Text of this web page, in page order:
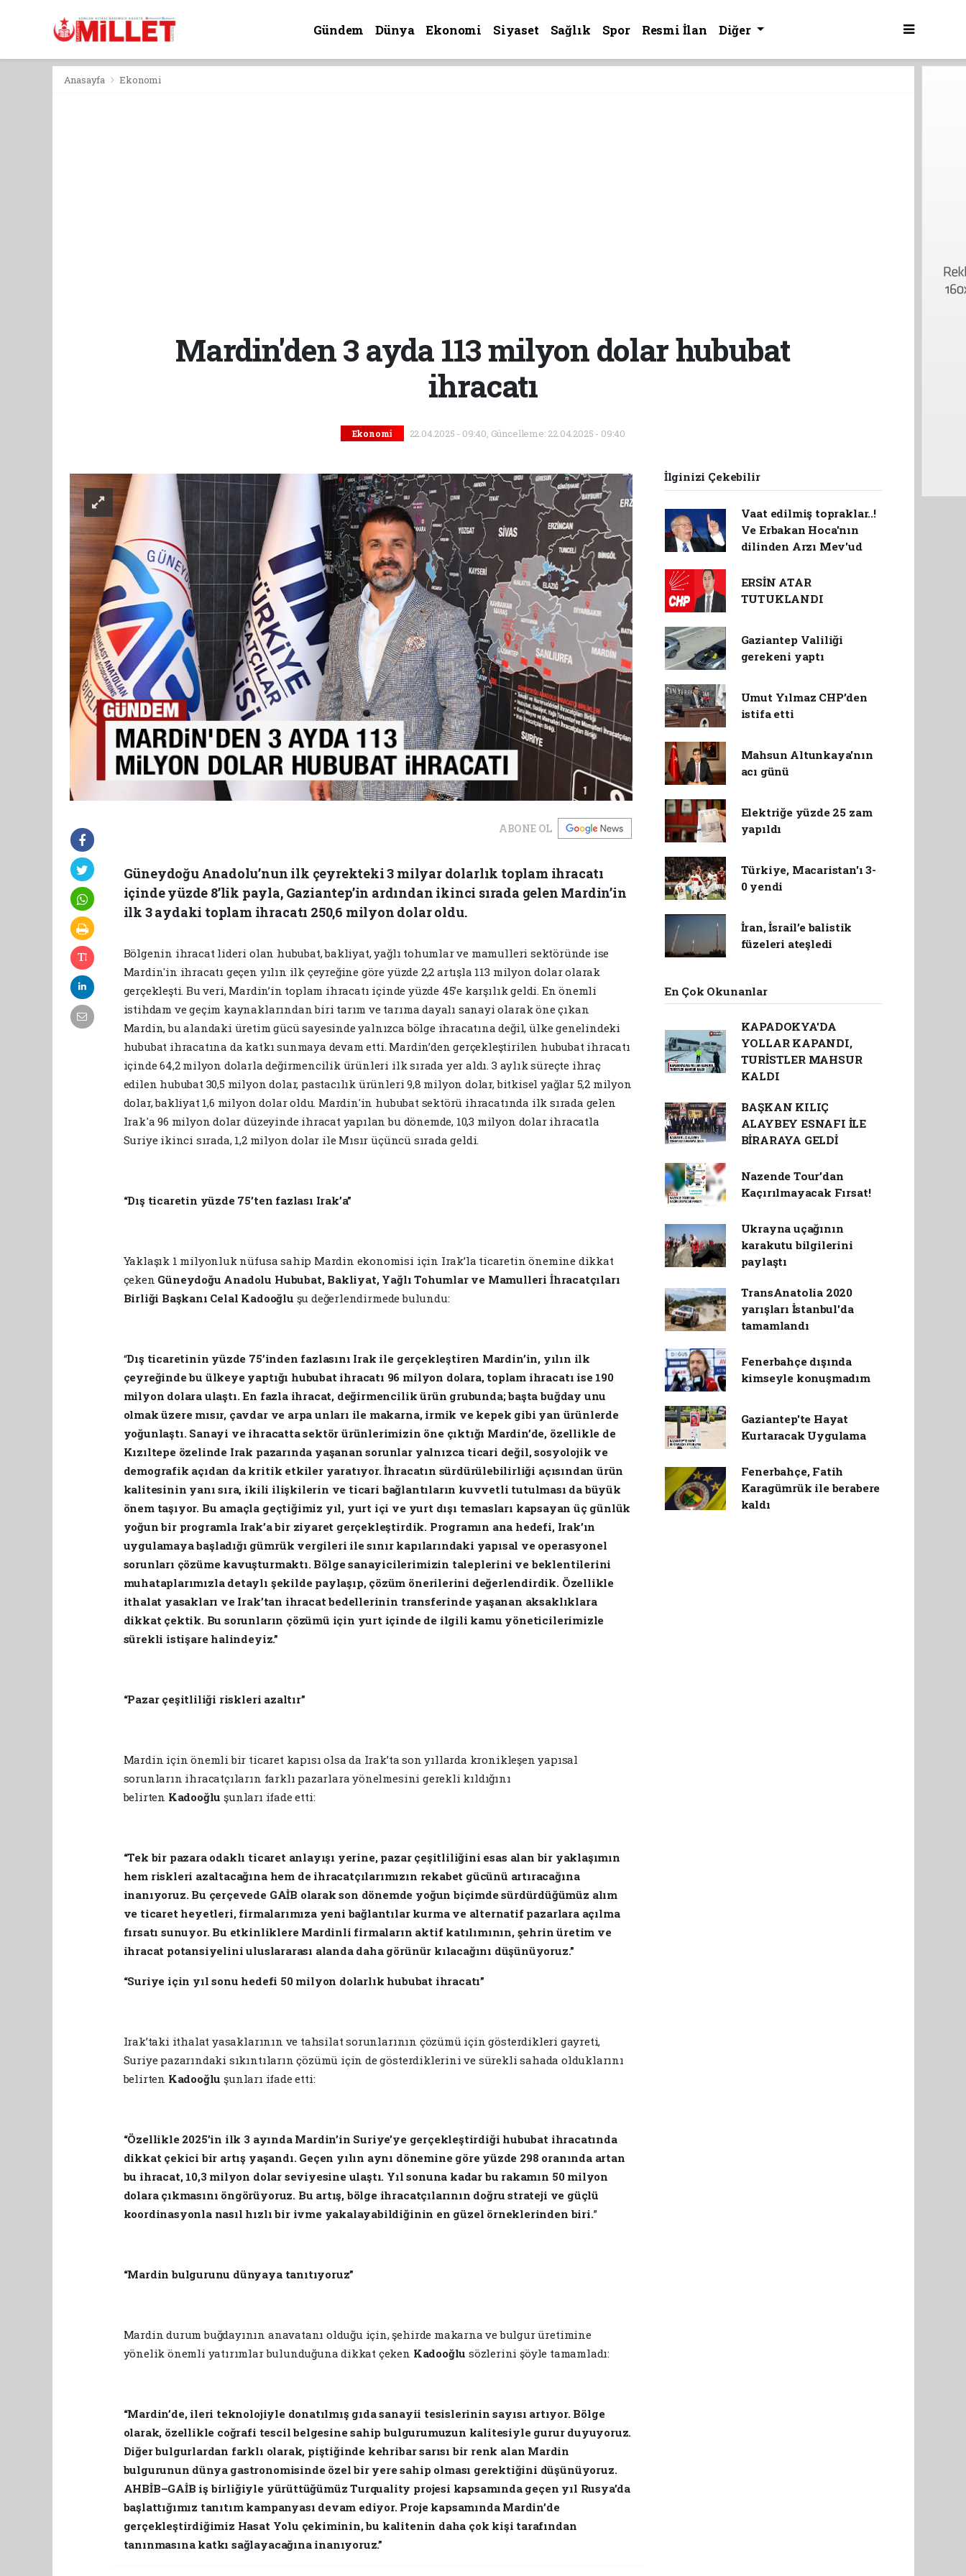
Gündem Dünya Ekonomi Siyaset Sağlık Spor Resmi İlan Diğer
Anasayfa Ekonomi
Mardin'den 3 ayda 113 milyon dolar hububat
ihracatı
Ekonomi 22.04.2025 - 09:40, Güncelleme: 22.04.2025 - 09:40
ABONE OL
Güneydoğu Anadolu’nun ilk çeyrekteki 3 milyar dolarlık toplam ihracatı
içinde yüzde 8’lik payla, Gaziantep’in ardından ikinci sırada gelen Mardin’in
ilk 3 aydaki toplam ihracatı 250,6 milyon dolar oldu.
Bölgenin ihracat lideri olan hububat, bakliyat, yağlı tohumlar ve mamulleri sektöründe ise
Mardin'in ihracatı geçen yılın ilk çeyreğine göre yüzde 2,2 artışla 113 milyon dolar olarak
gerçekleşti. Bu veri, Mardin’in toplam ihracatı içinde yüzde 45’e karşılık geldi. En önemli
istihdam ve geçim kaynaklarından biri tarım ve tarıma dayalı sanayi olarak öne çıkan
Mardin, bu alandaki üretim gücü sayesinde yalnızca bölge ihracatına değil, ülke genelindeki
hububat ihracatına da katkı sunmaya devam etti. Mardin’den gerçekleştirilen hububat ihracatı
içinde 64,2 milyon dolarla değirmencilik ürünleri ilk sırada yer aldı. 3 aylık süreçte ihraç
edilen hububat 30,5 milyon dolar, pastacılık ürünleri 9,8 milyon dolar, bitkisel yağlar 5,2 milyon
dolar, bakliyat 1,6 milyon dolar oldu. Mardin'in hububat sektörü ihracatında ilk sırada gelen
Irak'a 96 milyon dolar düzeyinde ihracat yapılan bu dönemde, 10,3 milyon dolar ihracatla
Suriye ikinci sırada, 1,2 milyon dolar ile Mısır üçüncü sırada geldi.
“Dış ticaretin yüzde 75’ten fazlası Irak’a”
Yaklaşık 1 milyonluk nüfusa sahip Mardin ekonomisi için Irak’la ticaretin önemine dikkat
çeken Güneydoğu Anadolu Hububat, Bakliyat, Yağlı Tohumlar ve Mamulleri İhracatçıları
Birliği Başkanı Celal Kadooğlu şu değerlendirmede bulundu:
“Dış ticaretinin yüzde 75’inden fazlasını Irak ile gerçekleştiren Mardin’in, yılın ilk
çeyreğinde bu ülkeye yaptığı hububat ihracatı 96 milyon dolara, toplam ihracatı ise 190
milyon dolara ulaştı. En fazla ihracat, değirmencilik ürün grubunda; başta buğday unu
olmak üzere mısır, çavdar ve arpa unları ile makarna, irmik ve kepek gibi yan ürünlerde
yoğunlaştı. Sanayi ve ihracatta sektör ürünlerimizin öne çıktığı Mardin’de, özellikle de
Kızıltepe özelinde Irak pazarında yaşanan sorunlar yalnızca ticari değil, sosyolojik ve
demografik açıdan da kritik etkiler yaratıyor. İhracatın sürdürülebilirliği açısından ürün
kalitesinin yanı sıra, ikili ilişkilerin ve ticari bağlantıların kuvvetli tutulması da büyük
önem taşıyor. Bu amaçla geçtiğimiz yıl, yurt içi ve yurt dışı temasları kapsayan üç günlük
yoğun bir programla Irak’a bir ziyaret gerçekleştirdik. Programın ana hedefi, Irak’ın
uygulamaya başladığı gümrük vergileri ile sınır kapılarındaki yapısal ve operasyonel
sorunları çözüme kavuşturmaktı. Bölge sanayicilerimizin taleplerini ve beklentilerini
muhataplarımızla detaylı şekilde paylaşıp, çözüm önerilerini değerlendirdik. Özellikle
ithalat yasakları ve Irak’tan ihracat bedellerinin transferinde yaşanan aksaklıklara
dikkat çektik. Bu sorunların çözümü için yurt içinde de ilgili kamu yöneticilerimizle
sürekli istişare halindeyiz.”
“Pazar çeşitliliği riskleri azaltır”
Mardin için önemli bir ticaret kapısı olsa da Irak’ta son yıllarda kronikleşen yapısal
sorunların ihracatçıların farklı pazarlara yönelmesini gerekli kıldığını
belirten Kadooğluşunları ifade etti:
“Tek bir pazara odaklı ticaret anlayışı yerine, pazar çeşitliliğini esas alan bir yaklaşımın
hem riskleri azaltacağına hem de ihracatçılarımızın rekabet gücünü artıracağına
inanıyoruz. Bu çerçevede GAİB olarak son dönemde yoğun biçimde sürdürdüğümüz alım
ve ticaret heyetleri, firmalarımıza yeni bağlantılar kurma ve alternatif pazarlara açılma
fırsatı sunuyor. Bu etkinliklere Mardinli firmaların aktif katılımının, şehrin üretim ve
ihracat potansiyelini uluslararası alanda daha görünür kılacağını düşünüyoruz.”
“Suriye için yıl sonu hedefi 50 milyon dolarlık hububat ihracatı”
Irak’taki ithalat yasaklarının ve tahsilat sorunlarının çözümü için gösterdikleri gayreti,
Suriye pazarındaki sıkıntıların çözümü için de gösterdiklerini ve sürekli sahada olduklarını
belirten Kadooğluşunları ifade etti:
“Özellikle 2025’in ilk 3 ayında Mardin’in Suriye’ye gerçekleştirdiği hububat ihracatında
dikkat çekici bir artış yaşandı. Geçen yılın aynı dönemine göre yüzde 298 oranında artan
bu ihracat, 10,3 milyon dolar seviyesine ulaştı. Yıl sonuna kadar bu rakamın 50 milyon
dolara çıkmasını öngörüyoruz. Bu artış, bölge ihracatçılarının doğru strateji ve güçlü
koordinasyonla nasıl hızlı bir ivme yakalayabildiğinin en güzel örneklerinden biri.”
“Mardin bulgurunu dünyaya tanıtıyoruz”
Mardin durum buğdayının anavatanı olduğu için, şehirde makarna ve bulgur üretimine
yönelik önemli yatırımlar bulunduğuna dikkat çeken Kadooğlusözlerini şöyle tamamladı:
“Mardin’de, ileri teknolojiyle donatılmış gıda sanayii tesislerinin sayısı artıyor. Bölge
olarak, özellikle coğrafi tescil belgesine sahip bulgurumuzun kalitesiyle gurur duyuyoruz.
Diğer bulgurlardan farklı olarak, piştiğinde kehribar sarısı bir renk alan Mardin
bulgurunun dünya gastronomisinde özel bir yere sahip olması gerektiğini düşünüyoruz.
AHBİB–GAİB iş birliğiyle yürüttüğümüz Turquality projesi kapsamında geçen yıl Rusya’da
başlattığımız tanıtım kampanyası devam ediyor. Proje kapsamında Mardin’de
gerçekleştirdiğimiz Hasat Yolu çekiminin, bu kalitenin daha çok kişi tarafından
tanınmasına katkı sağlayacağına inanıyoruz.”
İlginizi Çekebilir
Vaat edilmiş topraklar..!
Ve Erbakan Hoca'nın
dilinden Arzı Mev'ud
ERSİN ATAR
TUTUKLANDI
Gaziantep Valiliği
gerekeni yaptı
Umut Yılmaz CHP’den
istifa etti
Mahsun Altunkaya'nın
acı günü
Elektriğe yüzde 25 zam
yapıldı
Türkiye, Macaristan'ı 3-
0 yendi
İran, İsrail’e balistik
füzeleri ateşledi
En Çok Okunanlar
KAPADOKYA'DA
YOLLAR KAPANDI,
TURİSTLER MAHSUR
KALDI
BAŞKAN KILIÇ
ALAYBEY ESNAFI İLE
BİRARAYA GELDİ
Nazende Tour’dan
Kaçırılmayacak Fırsat!
Ukrayna uçağının
karakutu bilgilerini
paylaştı
TransAnatolia 2020
yarışları İstanbul'da
tamamlandı
Fenerbahçe dışında
kimseyle konuşmadım
Gaziantep'te Hayat
Kurtaracak Uygulama
Fenerbahçe, Fatih
Karagümrük ile berabere
kaldı